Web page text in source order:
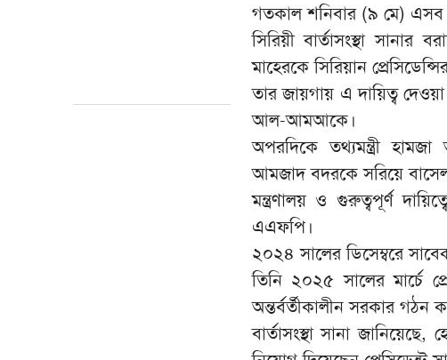
গতকাল শনিবার (৯ মে)
সিরিয়ী বার্তাসংস্থা সানার
মাহেরকে সিরিয়ান
তার জায়গায় এ দায়িত্ব
আল-আমআকে।
অপরদিকে তথ্যমন্ত্রী
আমজাদ বদরকে সরিয়ে
মন্ত্রণালয় ও গুরুত্বপূর্ণ
এএফপি।
২০২৪ সালের ডিসেম্বরে
তিনি ২০২৫ সালের মার্চে
অন্তর্বর্তীকালীন সরকার গঠন
বার্তাসংস্থা সানা